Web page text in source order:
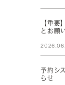
【重要
とお願
予約シ
らせ